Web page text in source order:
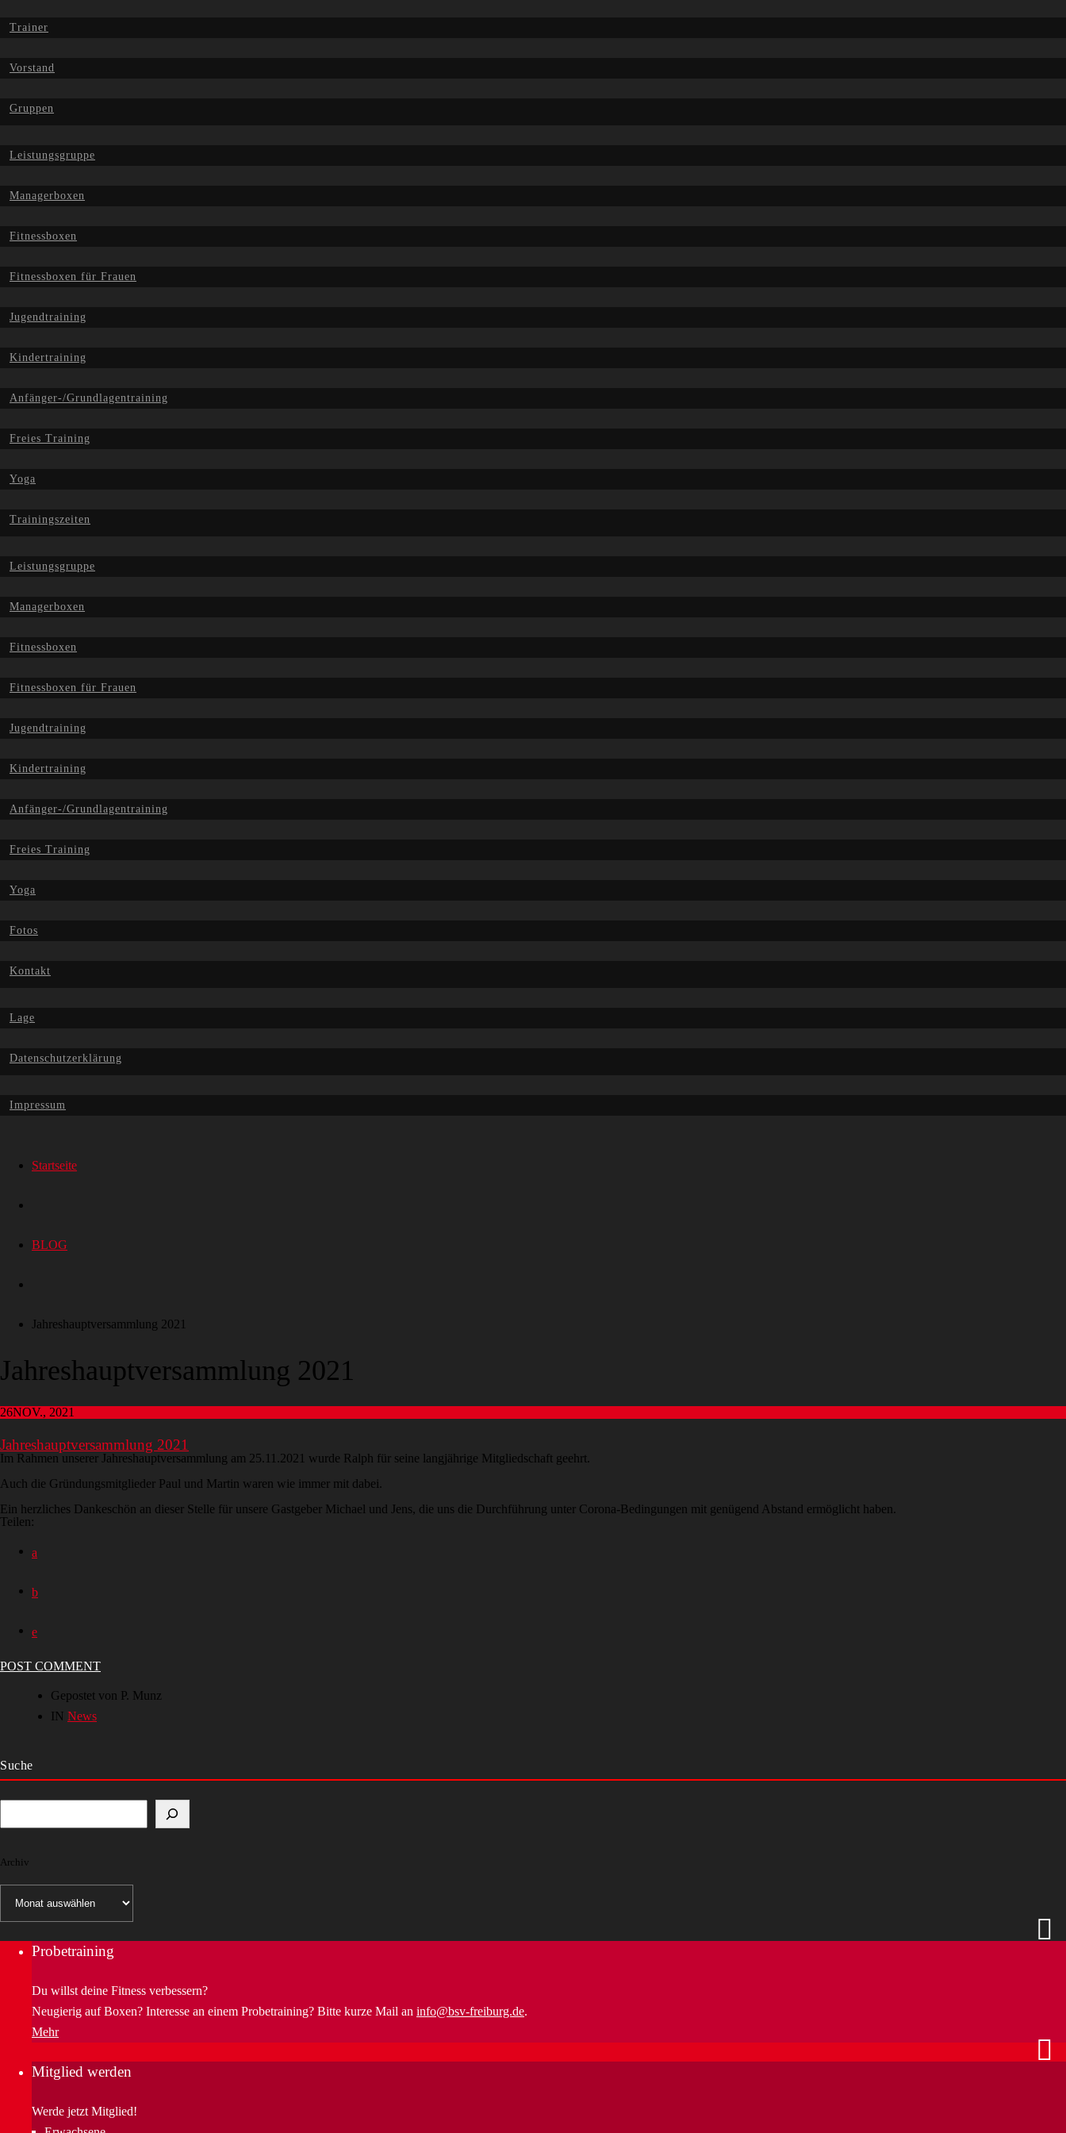
Trainer
Vorstand
Gruppen
Leistungsgruppe
Managerboxen
Fitnessboxen
Fitnessboxen für Frauen
Jugendtraining
Kindertraining
Anfänger-/Grundlagentraining
Freies Training
Yoga
Trainingszeiten
Leistungsgruppe
Managerboxen
Fitnessboxen
Fitnessboxen für Frauen
Jugendtraining
Kindertraining
Anfänger-/Grundlagentraining
Freies Training
Yoga
Fotos
Kontakt
Lage
Datenschutzerklärung
Impressum
Startseite
BLOG
Jahreshauptversammlung 2021
Jahreshauptversammlung 2021
26NOV., 2021
Jahreshauptversammlung 2021
Im Rahmen unserer Jahreshauptversammlung am 25.11.2021 wurde Ralph für seine langjährige Mitgliedschaft geehrt.
Auch die Gründungsmitglieder Paul und Martin waren wie immer mit dabei.
Ein herzliches Dankeschön an dieser Stelle für unsere Gastgeber Michael und Jens, die uns die Durchführung unter Corona-Bedingungen mit genügend Abstand ermöglicht haben.
Teilen:
POST COMMENT
Gepostet von P. Munz
IN News
Suche
Archiv
Archiv
Probetraining
Du willst deine Fitness verbessern?
Neugierig auf Boxen? Interesse an einem Probetraining? Bitte kurze Mail an info@bsv-freiburg.de.
Mehr
Mitglied werden
Werde jetzt Mitglied!